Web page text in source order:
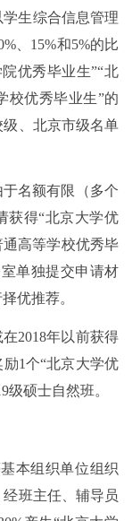
生综合信息管理
%、15%和5%的比
优秀毕业生”“北
校优秀毕业生”的
、北京市级名单
名额有限（多个
获得“北京大学优
高等学校优秀毕
单独提交申请材
优推荐。
2018年以前获得
1个“北京大学优
级硕士自然班。
本组织单位组织
班主任、辅导员